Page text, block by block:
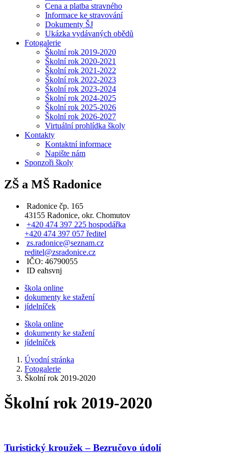
Cena a platba stravného
Informace ke stravování
Dokumenty ŠJ
Ukázka vydávaných obědů
Fotogalerie
Školní rok 2019-2020
Školní rok 2020-2021
Školní rok 2021-2022
Školní rok 2022-2023
Školní rok 2023-2024
Školní rok 2024-2025
Školní rok 2025-2026
Školní rok 2026-2027
Virtuální prohlídka školy
Kontakty
Kontaktní informace
Napište nám
Sponzoři školy
ZŠ a MŠ Radonice
Radonice čp. 165
43155 Radonice, okr. Chomutov
+420 474 397 225 hospodářka
+420 474 397 057 ředitel
zs.radonice@seznam.cz
reditel@zsradonice.cz
IČO: 46790055
ID eahsvnj
škola online
dokumenty ke stažení
jídelníček
škola online
dokumenty ke stažení
jídelníček
Úvodní stránka
Fotogalerie
Školní rok 2019-2020
Školní rok 2019-2020
Turistický kroužek – Bezručovo údolí